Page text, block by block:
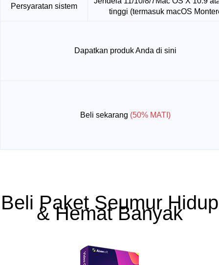
Persyaratan sistem
tinggi (termasuk macOS
Dapatkan produk Anda di sini
Beli sekarang (50% MATI)
Beli Paket Seumur Hidup
& Hemat Banyak